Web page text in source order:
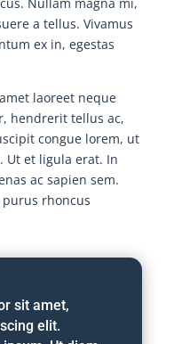
a tellus. Vivamus
ex in, egestas
laoreet neque
hendrerit tellus ac,
congue lorem, ut
Ut et ligula erat. In
ac sapien sem.
rhoncus
sit amet,
elit.